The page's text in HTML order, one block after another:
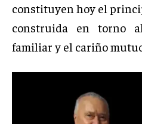
constituyen hoy el
construida en torno
familiar y el cariño